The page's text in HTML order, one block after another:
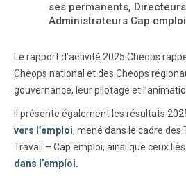
ses permanents,
Administrateurs Cap
Le rapport d’activité 2025 Cheops
Cheops national et des Cheops
gouvernance, leur pilotage et
Il présente également les résultats
vers l’emploi, mené dans le cadre des
Travail – Cap emploi, ainsi que ceux liés
dans l’emploi.